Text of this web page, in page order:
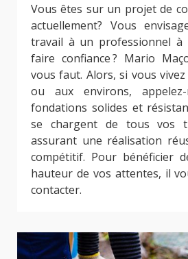
Vous êtes sur un projet de
actuellement? Vous
travail à un professionnel à
faire confiance ? Mario
vous faut. Alors, si vous
ou aux environs,
fondations solides et
se chargent de tous vos
assurant une réalisation
compétitif. Pour bénéficier
hauteur de vos attentes, il
contacter.